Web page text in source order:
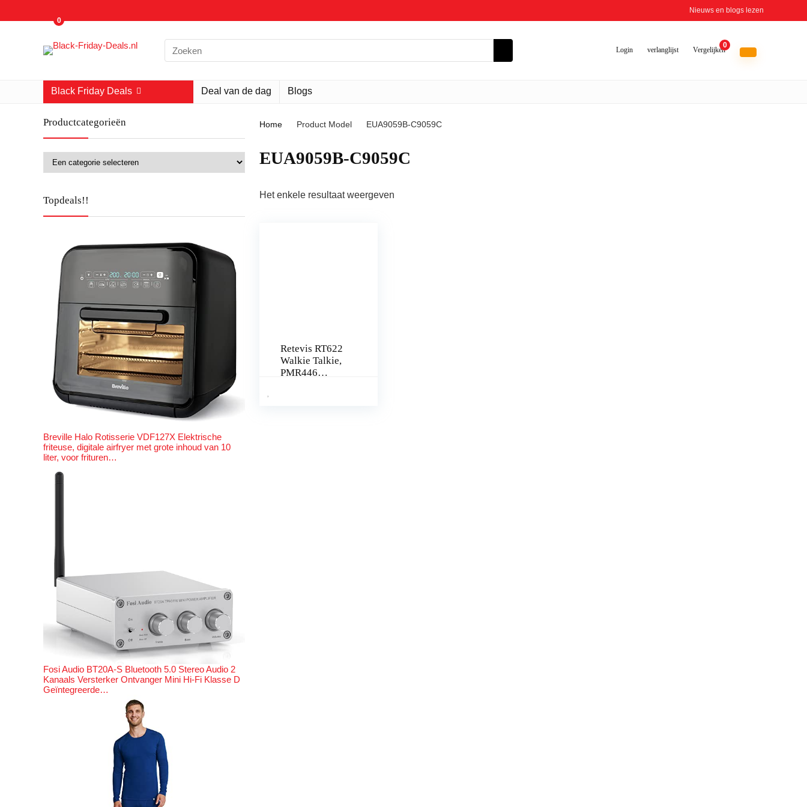
Nieuws en blogs lezen
Search
for:
Login verlanglijst
0
Vergelijken
0
Black Friday Deals Deal van de dag Blogs
Productcategorieën
Topdeals!!
Breville Halo Rotisserie VDF127X Elektrische
friteuse, digitale airfryer met grote inhoud van 10
liter, voor frituren…
Fosi Audio BT20A-S Bluetooth 5.0 Stereo Audio 2
Kanaals Versterker Ontvanger Mini Hi-Fi Klasse D
Geïntegreerde…
Home Product Model ‎EUA9059B-C9059C
‎EUA9059B-C9059C
Het enkele resultaat weergeven
Retevis RT622
Walkie Talkie,
PMR446